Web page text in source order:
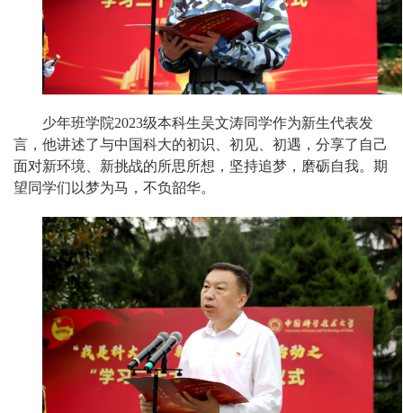
少年班学院2023级本科生吴文涛同学作为新生代表发
言，他讲述了与中国科大的初识、初见、初遇，分享了自己
面对新环境、新挑战的所思所想，坚持追梦，磨砺自我。期
望同学们以梦为马，不负韶华。